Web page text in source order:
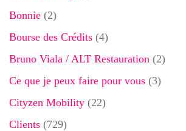
Bonnie (2)
Bourse des Crédits (4)
Bruno Viala / ALT Restauration (2)
Ce que je peux faire pour vous (3)
Cityzen Mobility (22)
Clients (729)